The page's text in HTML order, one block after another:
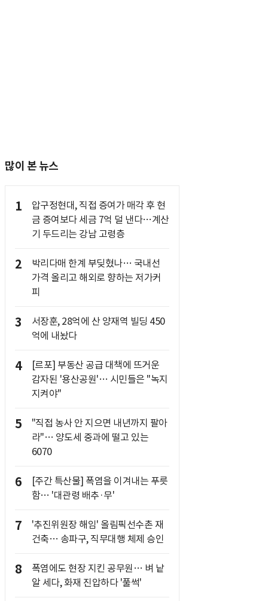
많이 본 뉴스
1
압구정현대, 직접 증여가 매각 후 현
금 증여보다 세금 7억 덜 낸다…계산
기 두드리는 강남 고령층
2
박리다매 한계 부딪혔나… 국내선
가격 올리고 해외로 향하는 저가커
피
3
서장훈, 28억에 산 양재역 빌딩 450
억에 내놨다
4
[르포] 부동산 공급 대책에 뜨거운
감자된 '용산공원'… 시민들은 "녹지
지켜야"
5
"직접 농사 안 지으면 내년까지 팔아
라"… 양도세 중과에 떨고 있는
6070
6
[주간 특산물] 폭염을 이겨내는 푸릇
함… '대관령 배추·무'
7
'추진위원장 해임' 올림픽선수촌 재
건축… 송파구, 직무대행 체제 승인
8
폭염에도 현장 지킨 공무원… 벼 낱
알 세다, 화재 진압하다 '풀썩'